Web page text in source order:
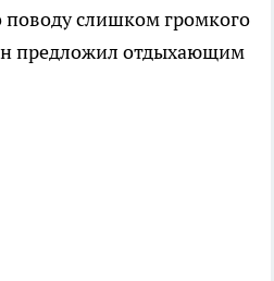
поводу слишком громкого
предложил отдыхающим